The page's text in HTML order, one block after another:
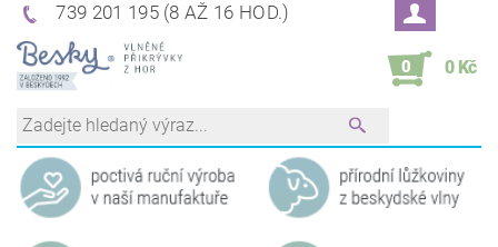
739 201 195 (8 AŽ 16 HOD.)
0 0 Kč